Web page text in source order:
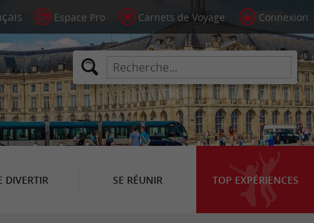
Espace Pro Carnets de Voyage Connexion
DIVERTIR SE RÉUNIR TOP EXPÉRIENCES